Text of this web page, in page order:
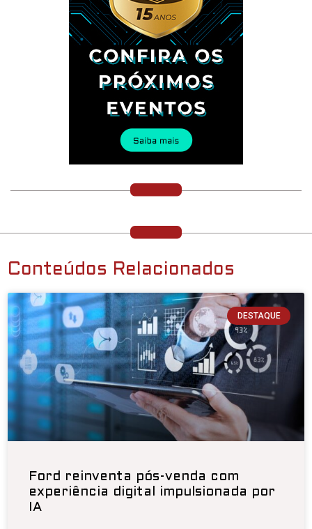
Conteúdos Relacionados
DESTAQUE
Ford reinventa pós-venda com
experiência digital impulsionada por
IA